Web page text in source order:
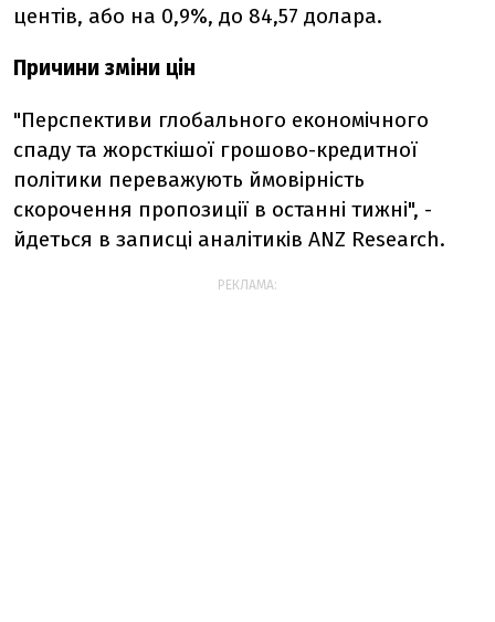
центів, або на 0,9%, до 84,57 долара.
Причини зміни цін
"Перспективи глобального економічного
спаду та жорсткішої грошово-кредитної
політики переважують ймовірність
скорочення пропозиції в останні тижні", -
йдеться в записці аналітиків ANZ Research.
РЕКЛАМА: